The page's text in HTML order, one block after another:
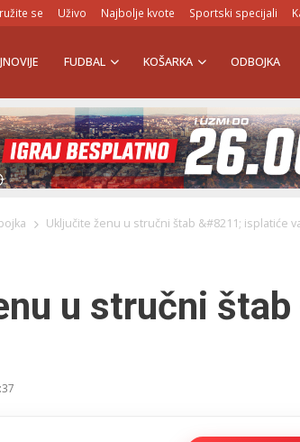
se Uživo Najbolje kvote Sportski specijali
FUDBAL KOŠARKA ODBOJKA
Uključite ženu u stručni štab &#8211; isplatiće
u stručni